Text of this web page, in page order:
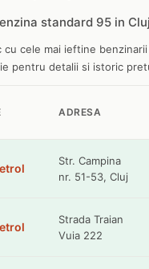
standard 95 in
cu cele mai ieftine
pentru detalii si istoric
ADRESA
Str. Campina
nr. 51-53, Cluj
Strada Traian
Vuia 222